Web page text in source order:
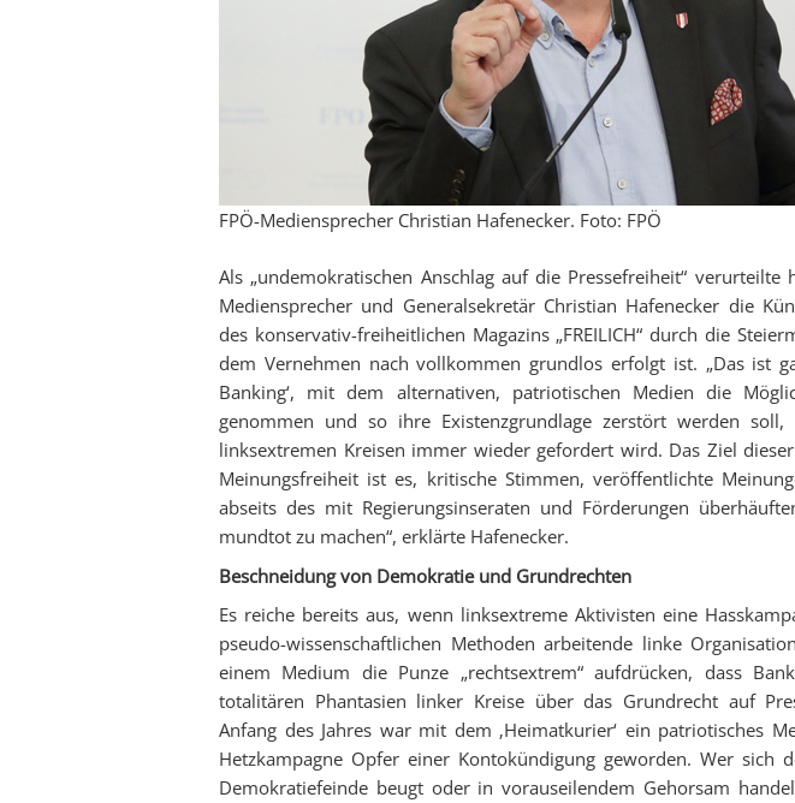
FPÖ-Mediensprecher Christian Hafenecker. Foto: FPÖ
Als „undemokratischen Anschlag auf die Pressefreiheit“ verurteilte
Mediensprecher und Generalsekretär Christian Hafenecker die
des konservativ-freiheitlichen Magazins „FREILICH“ durch die
dem Vernehmen nach vollkommen grundlos erfolgt ist. „Das ist
Banking‘, mit dem alternativen, patriotischen Medien die
genommen und so ihre Existenzgrundlage zerstört werden
linksextremen Kreisen immer wieder gefordert wird. Das Ziel
Meinungsfreiheit ist es, kritische Stimmen, veröffentlichte
abseits des mit Regierungsinseraten und Förderungen
mundtot zu machen“, erklärte Hafenecker.
Beschneidung von Demokratie und Grundrechten
Es reiche bereits aus, wenn linksextreme Aktivisten eine
pseudo-wissenschaftlichen Methoden arbeitende linke
einem Medium die Punze „rechtsextrem“ aufdrücken, dass
totalitären Phantasien linker Kreise über das Grundrecht auf
Anfang des Jahres war mit dem ‚Heimatkurier‘ ein patriotisches
Hetzkampagne Opfer einer Kontokündigung geworden. Wer sich
Demokratiefeinde beugt oder in vorauseilendem Gehorsam